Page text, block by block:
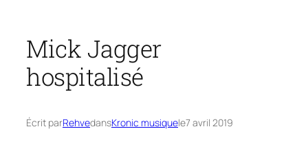
Mick Jagger
hospitalisé
Écrit parRehvedansKronic musiquele7 avril 2019